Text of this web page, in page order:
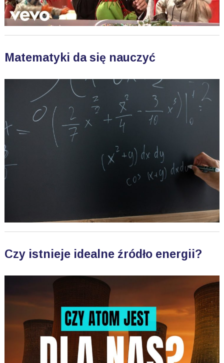
Matematyki da się nauczyć
Czy istnieje idealne źródło energii?